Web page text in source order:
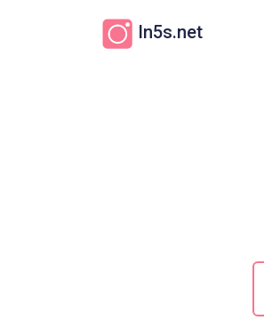
In5s.net